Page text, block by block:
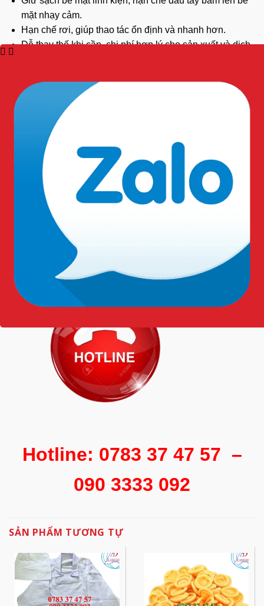
mặt nhạy cảm.
Hạn chế rơi, giúp thao tác ổn định và nhanh hơn.
Dễ thay thế khi cần, chi phí hợp lý cho sản xuất và dịch
Sửa chữa điện thoại
Điện tử, vi mạch.
Y tế nhẹ.
Phòng thí nghiệm.
Cách vệ sinh và sấy khô:
Lau sạch bụi bẩn, để khô tự nhiên. Tránh hóa chất mạnh
làm lão hóa latex.
Bảo quản:
Tránh nắng gắt, nhiệt cao, dầu mỡ.
Để nơi khô thoáng, tránh vật sắc nhọn.
Thông tin liên hệ
Hotline: 0783 37 47 57 –
090 3333 092
SẢN PHẨM TƯƠNG TỰ